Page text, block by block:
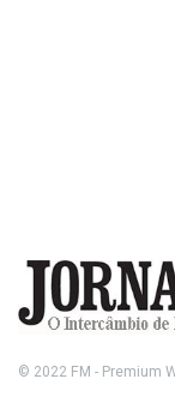
© 2022 FM - Premium